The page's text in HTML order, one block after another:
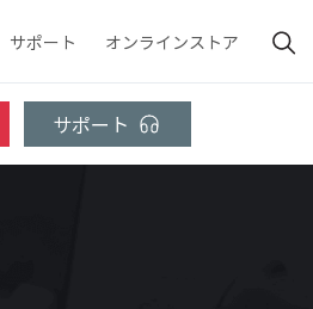
サポート オンラインストア
サポート